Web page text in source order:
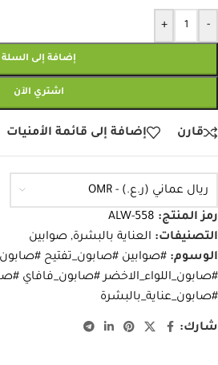
-
+
إضافة إلى السلة
اشتري الآن
قارن إضافة إلى قائمة الأمنيات
ريال عماني (ر.ع.) - OMR
رمز المنتج: ALW-558
التصنيفات: العناية بالبشرة, صوابين
الوسوم: #صوابين #صابون_تفتيح
#صابون_اللواء_الاخضر #صابون_فافاي
#صابون_عناية_بالبشرة
شارك: